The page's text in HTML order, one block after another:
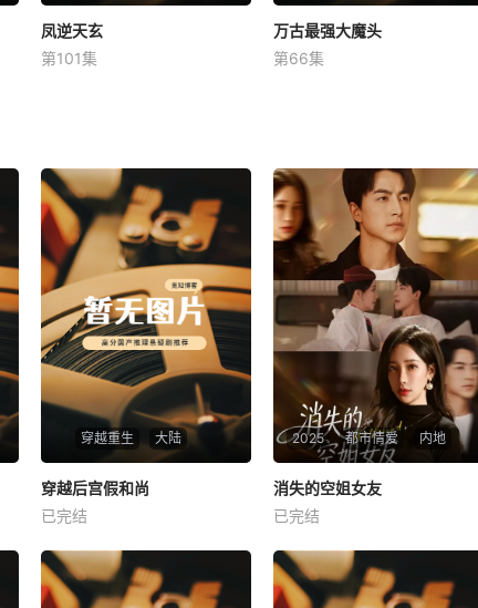
凤逆天玄
未知
凤逆天玄
第101集
万古最强大魔头
未知
万古最强大魔头
第66集
穿越重生 大陆
穿越后宫假和尚
未知
穿越后宫假和尚
已完结
2025 都市情爱 内地
消失的空姐女友
未知
消失的空姐女友
已完结